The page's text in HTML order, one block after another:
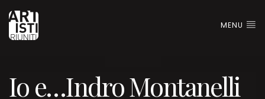
MENU
Io e…Indro Montanelli